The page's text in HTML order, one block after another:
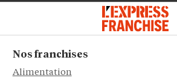
Nos franchises
Alimentation